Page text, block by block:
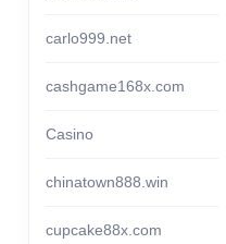
carlo999.net
cashgame168x.com
Casino
chinatown888.win
cupcake88x.com